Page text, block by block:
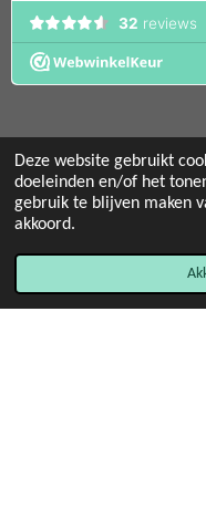
Deze website gebruikt
doeleinden en/of het
gebruik te blijven maken
akkoord.
© 2022 - 2026 Mint 11
Powered by JouwWeb